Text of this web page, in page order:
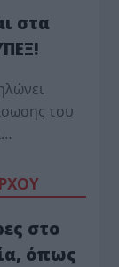
στα
του
στο
όπως